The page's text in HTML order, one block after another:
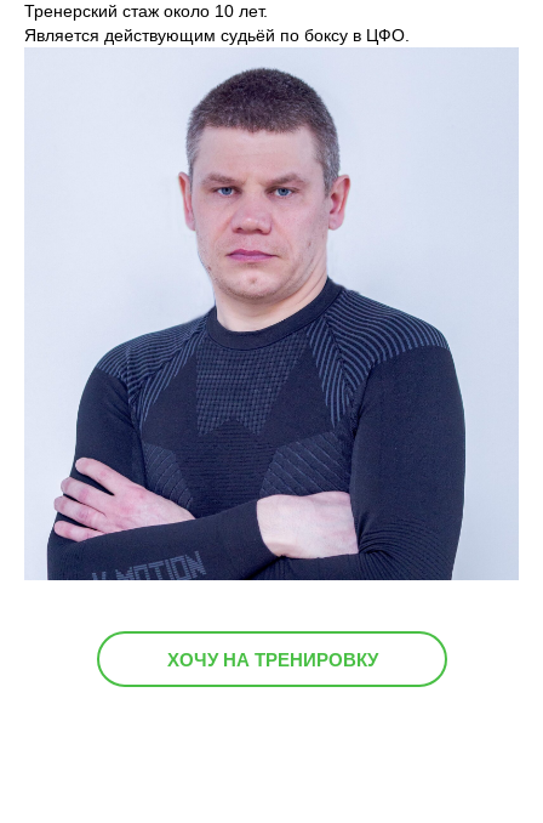
Тренерский стаж около 10 лет.
Является действующим судьёй по боксу в ЦФО.
ХОЧУ НА ТРЕНИРОВКУ